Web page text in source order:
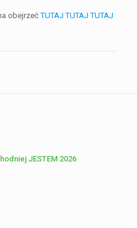
obejrzećTUTAJTUTAJ TUTAJ
JESTEM 2026